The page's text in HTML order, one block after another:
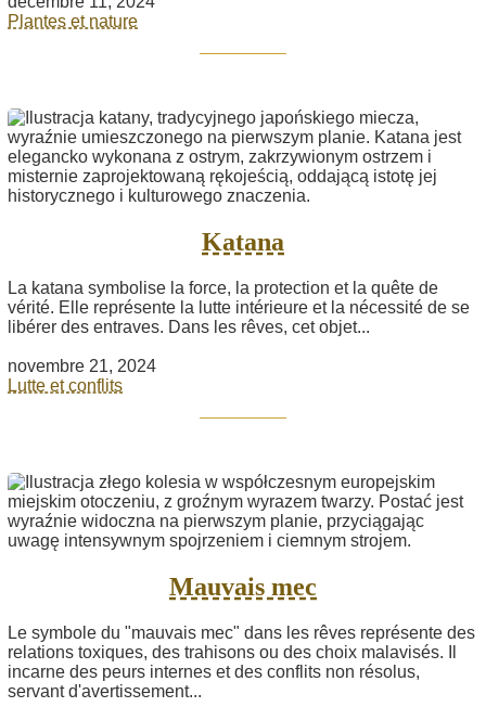
Plantes et nature
Katana
La katana symbolise la force, la protection et la quête de
vérité. Elle représente la lutte intérieure et la nécessité de se
libérer des entraves. Dans les rêves, cet objet...
novembre 21, 2024
Lutte et conflits
Mauvais mec
Le symbole du "mauvais mec" dans les rêves représente des
relations toxiques, des trahisons ou des choix malavisés. Il
incarne des peurs internes et des conflits non résolus,
servant d'avertissement...